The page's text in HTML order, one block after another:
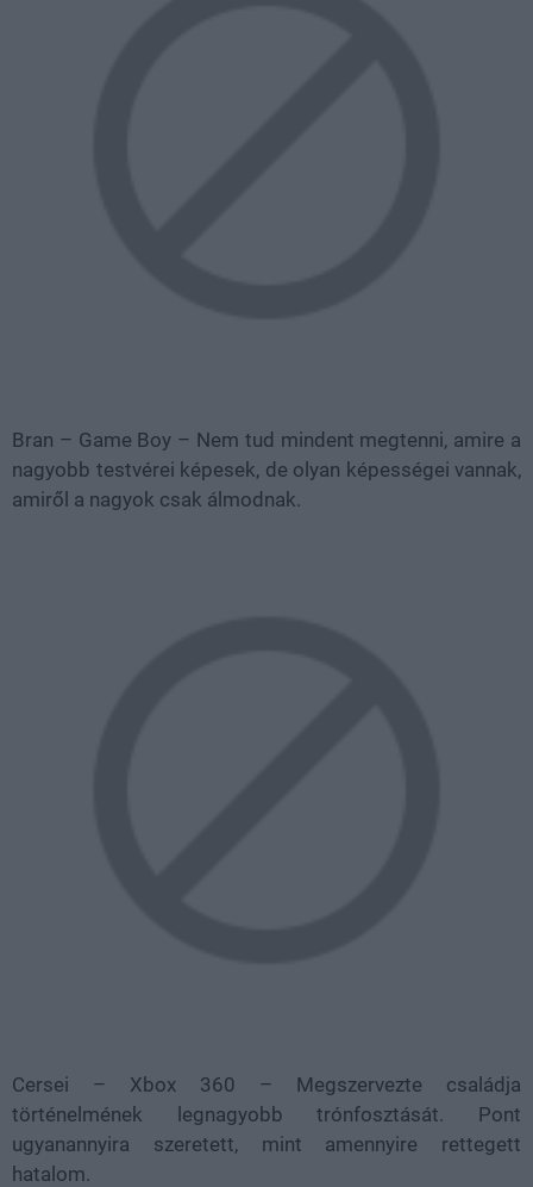
Bran – Game Boy – Nem tud mindent megtenni, amire a
nagyobb testvérei képesek, de olyan képességei vannak,
amiről a nagyok csak álmodnak.
Cersei – Xbox 360 – Megszervezte családja
történelmének legnagyobb trónfosztását. Pont
ugyanannyira szeretett, mint amennyire rettegett
hatalom.